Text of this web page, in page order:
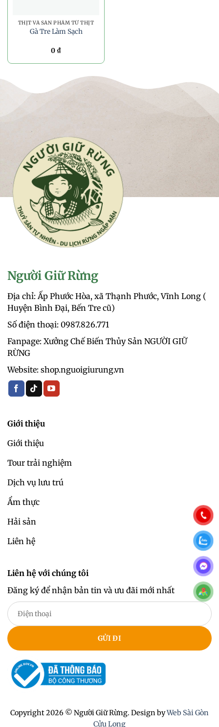
THỊT VÀ SẢN PHẨM TỪ THỊT
Gà Tre Làm Sạch
0 ₫
Người Giữ Rừng
Địa chỉ: Ấp Phước Hòa, xã Thạnh Phước, Vĩnh Long (
Huyện Bình Đại, Bến Tre cũ)
Số điện thoại: 0987.826.771‬
Fanpage: Xưởng Chế Biến Thủy Sản NGƯỜI GIỮ
RỪNG
Website: shop.nguoigiurung.vn
Giới thiệu
Giới thiệu
Tour trải nghiệm
Dịch vụ lưu trú
Ẩm thực
Hải sản
Liên hệ
Liên hệ với chúng tôi
Đăng ký để nhận bản tin và ưu đãi mới nhất
Copyright 2026 © Người Giữ Rừng. Design byWeb Sài Gòn
Cửu Long